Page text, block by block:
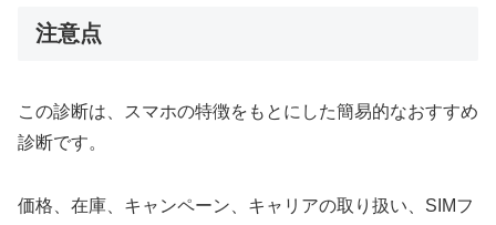
注意点
この診断は、スマホの特徴をもとにした簡易的なおすすめ
診断です。
価格、在庫、キャンペーン、キャリアの取り扱い、SIMフ